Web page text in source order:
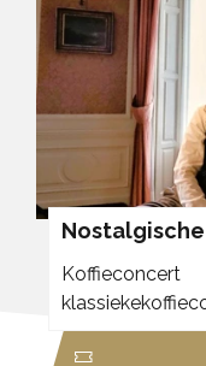
Koffieconcert